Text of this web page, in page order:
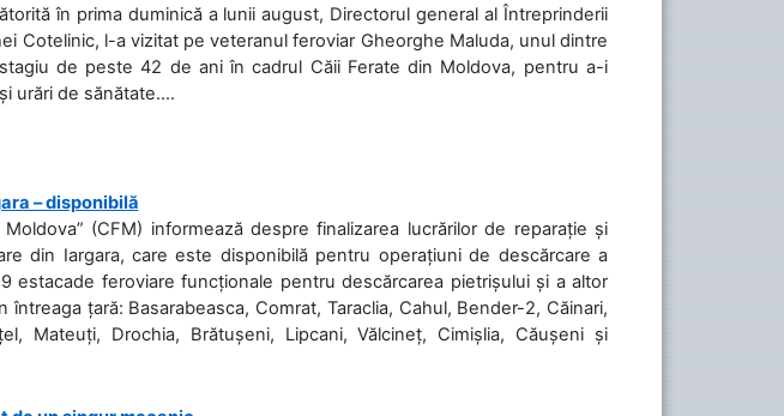
în prima duminică a lunii august, Directorul general al Întreprinderii
Cotelinic, l-a vizitat pe veteranul feroviar Gheorghe Maluda, unul dintre
de peste 42 de ani în cadrul Căii Ferate din Moldova, pentru a-i
urări de sănătate....
– disponibilă
(CFM) informează despre finalizarea lucrărilor de reparație și
din Iargara, care este disponibilă pentru operațiuni de descărcare a
estacade feroviare funcționale pentru descărcarea pietrișului și a altor
țară: Basarabeasca, Comrat, Taraclia, Cahul, Bender-2, Căinari,
Mateuți, Drochia, Brătușeni, Lipcani, Vălcineț, Cimișlia, Căușeni și